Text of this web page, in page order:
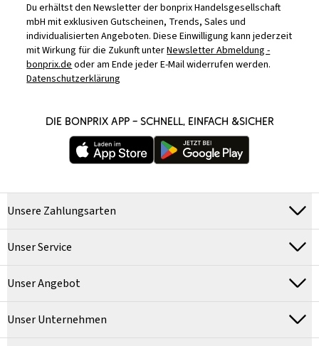
Du erhältst den Newsletter der bonprix Handelsgesellschaft
mbH mit exklusiven Gutscheinen, Trends, Sales und
individualisierten Angeboten. Diese Einwilligung kann jederzeit
mit Wirkung für die Zukunft unterNewsletter Abmeldung -
bonprix.deoder am Ende jeder E-Mail widerrufen werden.
Datenschutzerklärung
DIE BONPRIX APP – SCHNELL, EINFACH &SICHER
Unsere Zahlungsarten
Unser Service
Unser Angebot
Unser Unternehmen